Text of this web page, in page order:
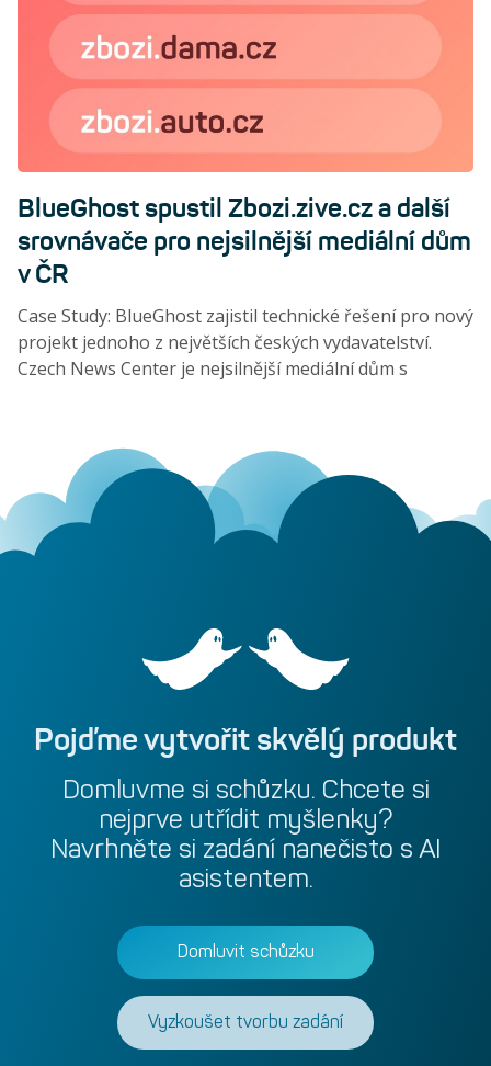
BlueGhost spustil Zbozi.zive.cz a další
srovnávače pro nejsilnější mediální dům
v ČR
Case Study: BlueGhost zajistil technické řešení pro nový
projekt jednoho z největších českých vydavatelství.
Czech News Center je nejsilnější mediální dům s
Pojďmevytvořit skvělý produkt
Domluvme si schůzku. Chcete si
nejprve utřídit myšlenky?
Navrhněte si zadání nanečisto s AI
asistentem.
Domluvit schůzku
Vyzkoušet tvorbu zadání